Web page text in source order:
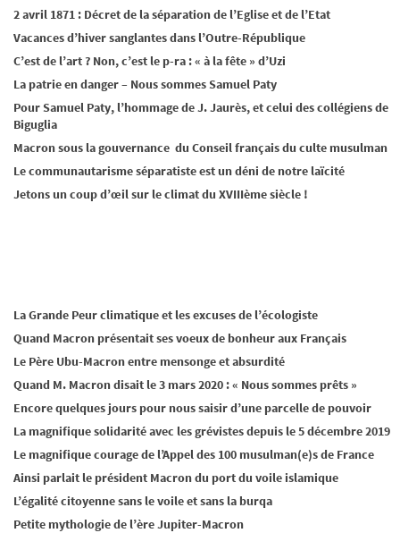
2 avril 1871 : Décret de la séparation de l’Eglise et de l’Etat
Vacances d’hiver sanglantes dans l’Outre-République
C’est de l’art ? Non, c’est le p-ra : « à la fête » d’Uzi
La patrie en danger – Nous sommes Samuel Paty
Pour Samuel Paty, l’hommage de J. Jaurès, et celui des collégiens de
Biguglia
Macron sous la gouvernance du Conseil français du culte musulman
Le communautarisme séparatiste est un déni de notre laïcité
Jetons un coup d’œil sur le climat du XVIIIème siècle !
La Grande Peur climatique et les excuses de l’écologiste
Quand Macron présentait ses voeux de bonheur aux Français
Le Père Ubu-Macron entre mensonge et absurdité
Quand M. Macron disait le 3 mars 2020 : « Nous sommes prêts »
Encore quelques jours pour nous saisir d’une parcelle de pouvoir
La magnifique solidarité avec les grévistes depuis le 5 décembre 2019
Le magnifique courage de l’Appel des 100 musulman(e)s de France
Ainsi parlait le président Macron du port du voile islamique
L’égalité citoyenne sans le voile et sans la burqa
Petite mythologie de l’ère Jupiter-Macron